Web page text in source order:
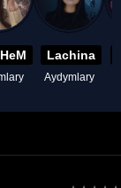
Lachina
Aydymlary